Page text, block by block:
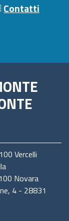
Contatti
Vercelli
Novara
4 - 28831